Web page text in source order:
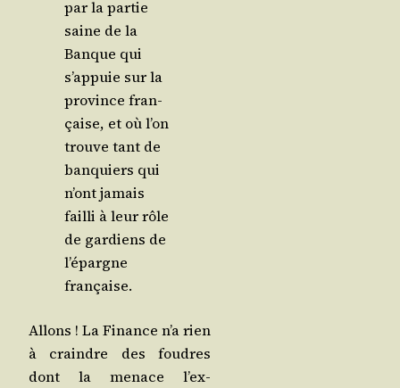
par la par­tie
saine de la
Banque qui
s’ap­puie sur la
pro­vince fran­
çaise, et où l’on
trouve tant de
ban­quiers qui
n’ont jamais
failli à leur rôle
de gar­diens de
l’é­pargne
française.
Allons ! La Finance n’a rien
à craindre des foudres
dont la menace l’ex-